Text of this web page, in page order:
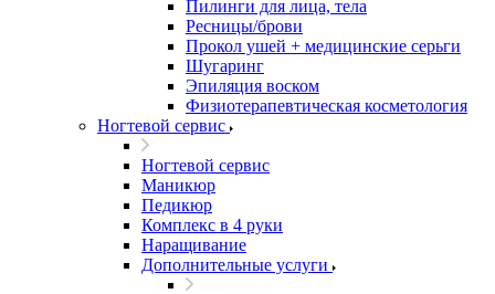
Пилинги для лица, тела
Ресницы/брови
Прокол ушей + медицинские серьги
Шугаринг
Эпиляция воском
Физиотерапевтическая косметология
Ногтевой сервис
Ногтевой сервис
Маникюр
Педикюр
Комплекс в 4 руки
Наращивание
Дополнительные услуги